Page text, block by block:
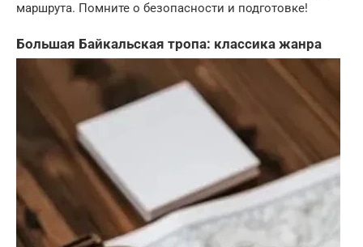
маршрута. Помните о безопасности и подготовке!
Большая Байкальская тропа: классика жанра